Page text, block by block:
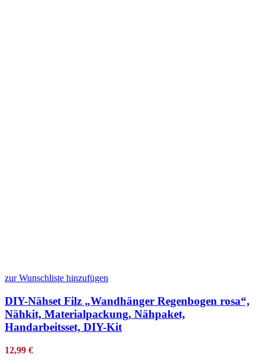
zur Wunschliste hinzufügen
DIY-Nähset Filz „Wandhänger Regenbogen rosa“,
Nähkit, Materialpackung, Nähpaket,
Handarbeitsset, DIY-Kit
12,99 €